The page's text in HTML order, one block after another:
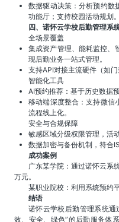
数据驱动决策​​：分析预约数
功能厅；支持校园活动规划。
四、诺怀云学校后勤管理系
​​全场景覆盖​​
集成资产管理、能耗监控、
现后勤业务一站式管理。
支持API对接主流硬件（如
​​智能化工具​​
​​AI预约推荐​​：基于历史数据
移动端深度整合​​：支持微信
流程线上化。
​​安全与合规保障​​
敏感区域分级权限管理，活
数据加密与备份机制，符合
​​成功案例​​
广东某学院​​：通过诺怀云系
万元。
某职业院校​​：利用系统预约
结语
诺怀云学校后勤管理系统
效、安全、绿色”的后勤服务体